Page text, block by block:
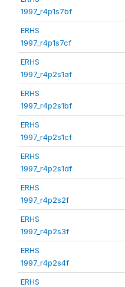
1997_r4p1s7bf
ERHS
1997_r4p1s7cf
ERHS
1997_r4p2s1af
ERHS
1997_r4p2s1bf
ERHS
1997_r4p2s1cf
ERHS
1997_r4p2s1df
ERHS
1997_r4p2s2f
ERHS
1997_r4p2s3f
ERHS
1997_r4p2s4f
ERHS